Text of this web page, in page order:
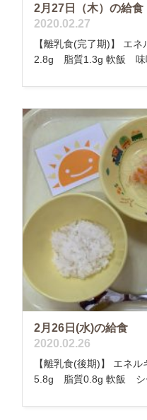
2月27日（木）の給食
2020.02.27
【離乳食(完了期)】 エ
2.8g 脂質1.3g 軟飯
2月26日(水)の給食
2020.02.26
【離乳食(後期)】 エネ
5.8g 脂質0.8g 軟飯 シ